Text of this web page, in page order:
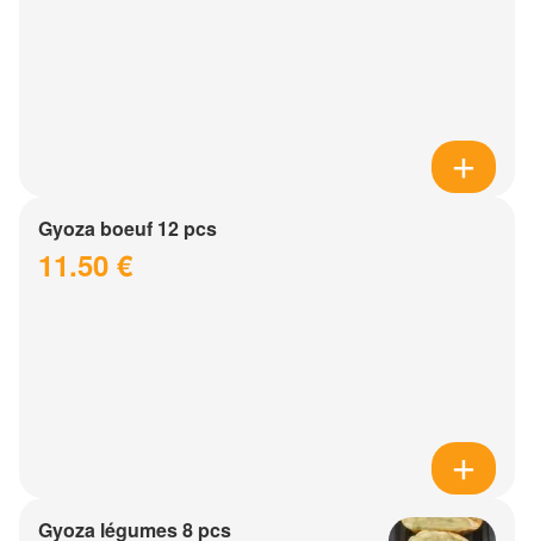
Gyoza boeuf 12 pcs
11.50 €
Gyoza légumes 8 pcs